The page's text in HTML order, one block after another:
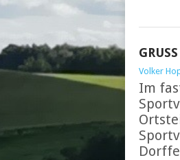
Volker
Im